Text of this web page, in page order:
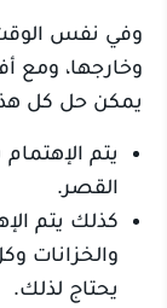
وفي نفس الوقت
وخارجها، ومع
يمكن حل كل
يتم
القصر.
كذلك يتم
والخزانات
يحتاج لذلك.